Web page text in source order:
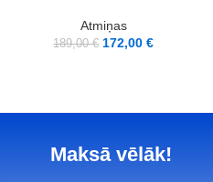
Atmiņas
189,00€ 172,00€
Maksā vēlāk!